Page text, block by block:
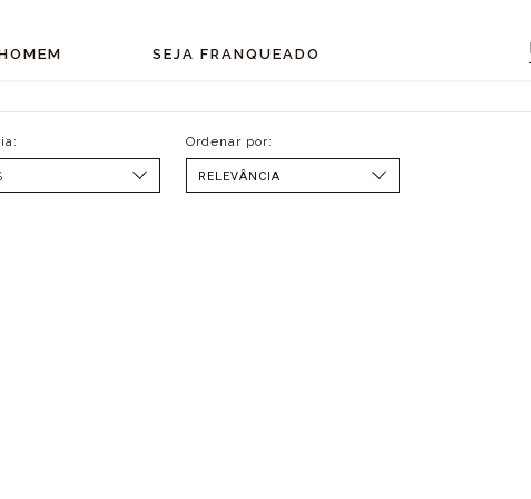
SEJA FRANQUEADO
SELECIONAR